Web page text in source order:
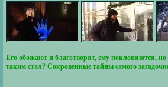
Его обожают и благотворят, ему поклоняются,
таким стал? Сокровенные тайны самого